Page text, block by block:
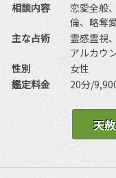
相談内容
恋愛全般
倫、略奪
婚、夫婦
護、引っ
関係、相
運、運勢
主な占術
霊感霊視
アルカウ
せ、ヒー
ラ、前世/
グ、数秘
ドリーデ
ー注入、
性別
女性
鑑定料金
20分/
天